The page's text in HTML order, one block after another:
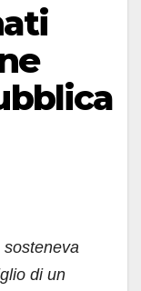
di un